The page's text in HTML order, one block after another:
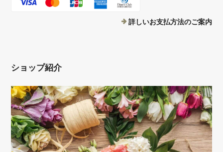
詳しいお支払方法のご案内
ショップ紹介